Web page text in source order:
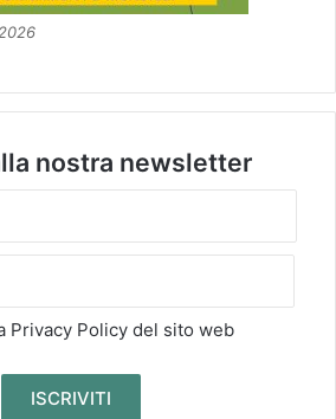
nostra newsletter
Privacy Policy del sito web